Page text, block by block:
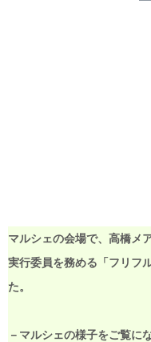
マルシェの会場で、高橋メ
実行委員を務める「フリフ
た。
－マルシェの様子をご覧に